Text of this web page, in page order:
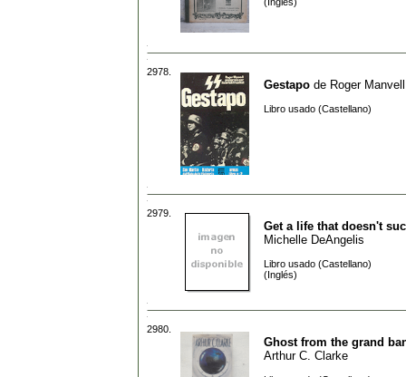
2978.
Gestapo de Roger Manvell
Libro usado (Castellano)
2979.
Get a life that doesn't
Michelle DeAngelis
Libro usado (Castellano)
(Inglés)
2980.
Ghost from the grand
Arthur C. Clarke